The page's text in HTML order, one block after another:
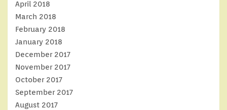
April 2018
March 2018
February 2018
January 2018
December 2017
November 2017
October 2017
September 2017
August 2017